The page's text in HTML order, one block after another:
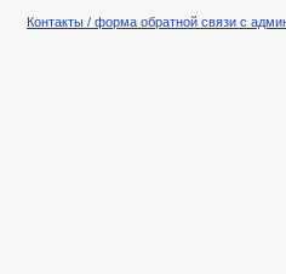
Контакты / форма обратной связи с